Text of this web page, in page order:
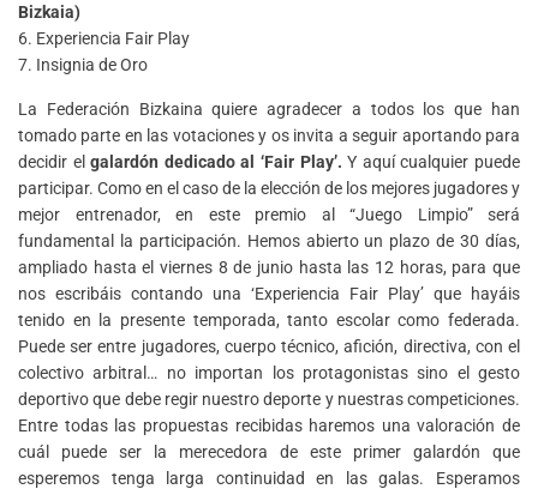
Bizkaia)
6. Experiencia Fair Play
7. Insignia de Oro
La Federación Bizkaina quiere agradecer a todos los que han
tomado parte en las votaciones y os invita a seguir aportando para
decidir elgalardón dedicado al ‘Fair Play’. Y aquí cualquier puede
participar. Como en el caso de la elección de los mejores jugadores y
mejor entrenador, en este premio al “Juego Limpio” será
fundamental la participación. Hemos abierto un plazo de 30 días,
ampliado hasta el viernes 8 de junio hasta las 12 horas, para que
nos escribáis contando una ‘Experiencia Fair Play’ que hayáis
tenido en la presente temporada, tanto escolar como federada.
Puede ser entre jugadores, cuerpo técnico, afición, directiva, con el
colectivo arbitral… no importan los protagonistas sino el gesto
deportivo que debe regir nuestro deporte y nuestras competiciones.
Entre todas las propuestas recibidas haremos una valoración de
cuál puede ser la merecedora de este primer galardón que
esperemos tenga larga continuidad en las galas. Esperamos